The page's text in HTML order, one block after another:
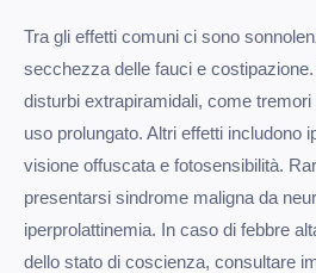
Tra gli effetti comuni ci sono
secchezza delle fauci e
disturbi extrapiramidali, come
uso prolungato. Altri effetti includono
visione offuscata e fotosensibilità.
presentarsi sindrome maligna da
iperprolattinemia. In caso di febbre
dello stato di coscienza, consultare